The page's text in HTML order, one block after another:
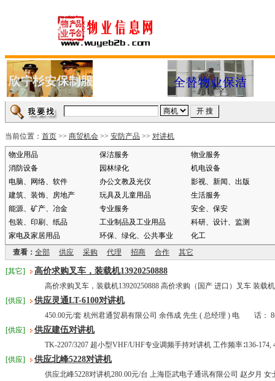
当前位置： 首页 >> 商贸机会 >> 安防产品 >> 对讲机
物业用品 保洁服务
物业服务
消防设备
园林绿化
机电设备
电脑、网络、软件
办公文教及光仪
影视、新闻、出版
建筑、装饰、房地产
玩具及儿童用品
生活服务
能源、矿产、冶金
专业服务
安全、保安
包装、印刷、纸品
工业制品及工业用品
科研、设计、监测
家电及家居用品
环保、绿化、公共事业
化工
查看： 全部 供应 采购 代理 招商 合作 其它
[其它] 高价求购叉车，装载机13920250888
高价求购叉车，装载机13920250888 高价求购（国产 进口）叉车 装载
[供应]
供应灵通LT-6100对讲机
450.00元/套 杭州君通贸易有限公司 余伟成 先生 ( 总经理 ) 电 话：
[供应]
供应建伍对讲机
TK-2207/3207 超小型VHF/UHF专业调频手持对讲机 工作频率∶136-174,
[供应]
供应北峰5228对讲机
供应北峰5228对讲机280.00元/台 上海臣武电子通讯有限公司 赵夕月 女